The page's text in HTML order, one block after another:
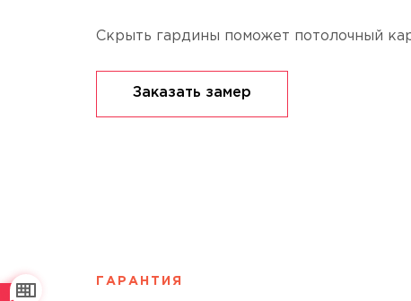
Скрыть гардины поможет потолочный
Заказать замер
ГАРАНТИЯ